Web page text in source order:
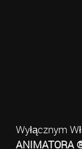
Wyłącznym
ANIMATORA